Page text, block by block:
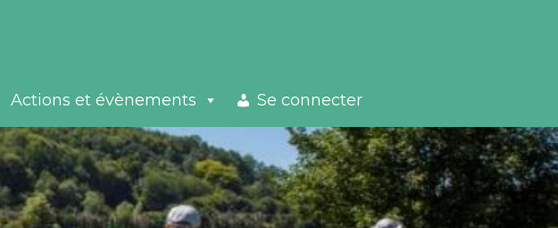
Actions et évènements Se connecter